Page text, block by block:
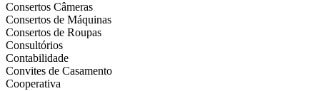
Consertos Câmeras
Consertos de Máquinas
Consertos de Roupas
Consultórios
Contabilidade
Convites de Casamento
Cooperativa